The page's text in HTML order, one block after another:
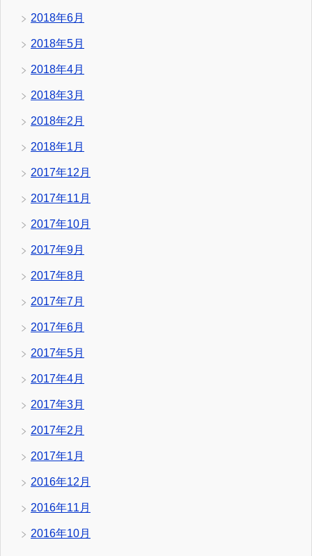
2018年6月
2018年5月
2018年4月
2018年3月
2018年2月
2018年1月
2017年12月
2017年11月
2017年10月
2017年9月
2017年8月
2017年7月
2017年6月
2017年5月
2017年4月
2017年3月
2017年2月
2017年1月
2016年12月
2016年11月
2016年10月